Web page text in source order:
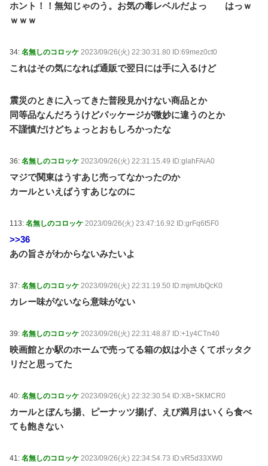
ホント！！無知じゃのう。お気の毒レベルだよっ はっｗ
ｗｗｗ
34: 名無しのコロッケ 2023/09/26(火) 22:30:31.80 ID:69mez0ct0
これはその気になれば通販で翌日には手に入るけど
震災のときに入ってきた普段見かけない商品とか
同等品なんだろうけどパッケージが微妙に違うのとか
不謹慎だけどちょっとおもしろかったな
36: 名無しのコロッケ 2023/09/26(火) 22:31:15.49 ID:glahFAiA0
マジで関東はうすあじ売ってなかったのか
カールといえばうすあじなのに
113: 名無しのコロッケ 2023/09/26(火) 23:47:16.92 ID:grFq6t5F0
>>36
あの旨さがわからないみたいよ
37: 名無しのコロッケ 2023/09/26(火) 22:31:19.50 ID:mjmUbQcK0
カレー味がないなら意味がない
39: 名無しのコロッケ 2023/09/26(火) 22:31:48.87 ID:+1y4CTn40
映画館とか駅のホームで売ってる箱の奴は小さくてボッタク
リだと思ってた
40: 名無しのコロッケ 2023/09/26(火) 22:32:30.54 ID:XB+SKMCR0
カールとぼんち揚、ピーナッツ揚げ、えび満月はいくら食べ
ても飽きない
41: 名無しのコロッケ 2023/09/26(火) 22:34:54.73 ID:vR5d33XW0